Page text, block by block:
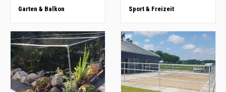
Garten & Balkon Sport & Freizeit